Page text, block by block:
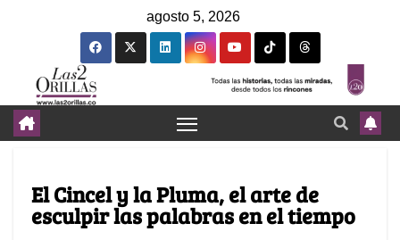
agosto 5, 2026
El Cincel y la Pluma, el arte de
esculpir las palabras en el tiempo